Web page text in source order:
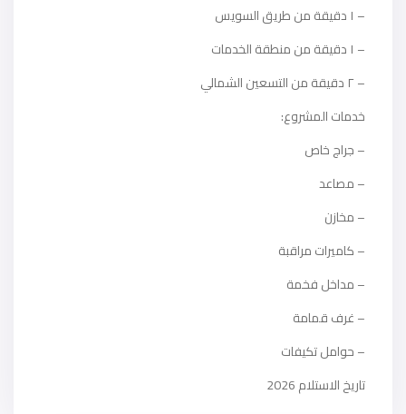
– ١ دقيقة من طريق السويس
– ١ دقيقة من منطقة الخدمات
– ٢ دقيقة من التسعين الشمالي
خدمات المشروع:
– جراج خاص
– مصاعد
– مخازن
– كاميرات مراقبة
– مداخل فخمة
– غرف قمامة
– حوامل تكيفات
تاريخ الاستلام 2026